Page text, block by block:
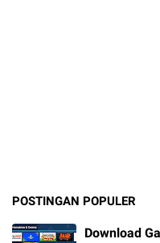
POSTINGAN POPULER
Download